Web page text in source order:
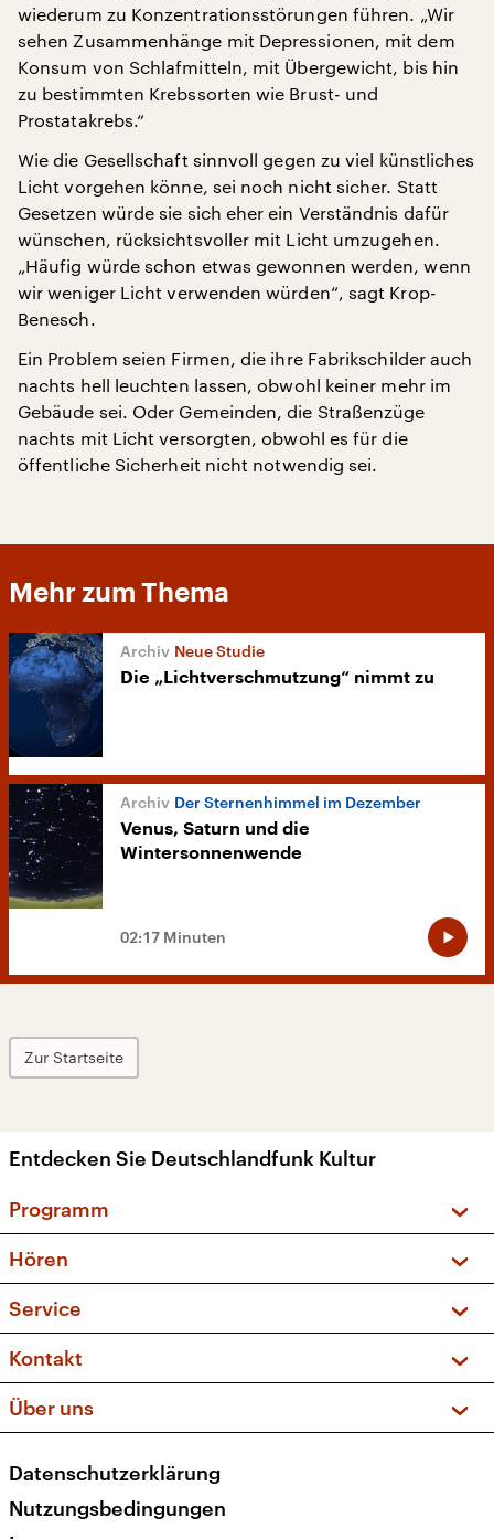
wiederum zu Konzentrationsstörungen führen. „Wir
sehen Zusammenhänge mit Depressionen, mit dem
Konsum von Schlafmitteln, mit Übergewicht, bis hin
zu bestimmten Krebssorten wie Brust- und
Prostatakrebs.“
Wie die Gesellschaft sinnvoll gegen zu viel künstliches
Licht vorgehen könne, sei noch nicht sicher. Statt
Gesetzen würde sie sich eher ein Verständnis dafür
wünschen, rücksichtsvoller mit Licht umzugehen.
„Häufig würde schon etwas gewonnen werden, wenn
wir weniger Licht verwenden würden“, sagt Krop-
Benesch.
Ein Problem seien Firmen, die ihre Fabrikschilder auch
nachts hell leuchten lassen, obwohl keiner mehr im
Gebäude sei. Oder Gemeinden, die Straßenzüge
nachts mit Licht versorgten, obwohl es für die
öffentliche Sicherheit nicht notwendig sei.
Mehr zum Thema
Neue Studie
Die „Lichtverschmutzung“ nimmt zu
Der Sternenhimmel im Dezember
Venus, Saturn und die
Wintersonnenwende
02:17 Minuten
Zur Startseite
Entdecken Sie Deutschlandfunk Kultur
Programm
Sendungen und Podcasts
Musikliste
Kakadu – Das Kinderprogramm
Hören
Frequenzen (UKW + DAB+)
Service
FAQ
Apps
Newsletter
Veranstaltungen
Kontakt
Social Media
Über uns
Presse
Karriere
Datenschutzerklärung
Nutzungsbedingungen